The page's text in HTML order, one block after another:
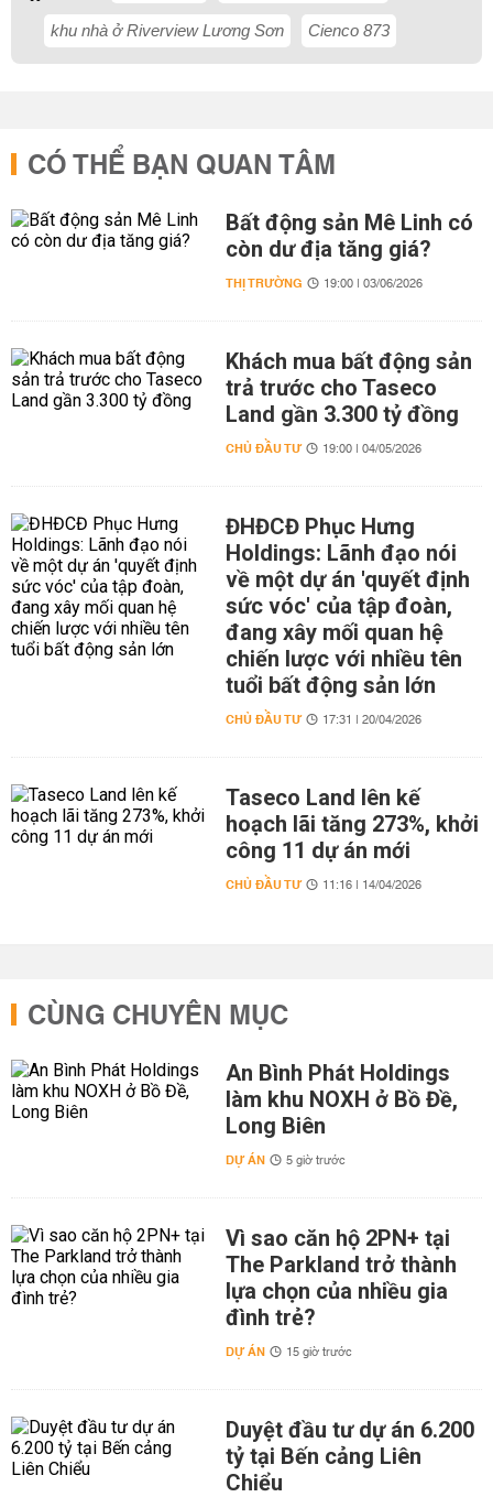
khu nhà ở Riverview Lương Sơn Cienco 873
CÓ THỂ BẠN QUAN TÂM
Bất động sản Mê Linh có
còn dư địa tăng giá?
THỊ TRƯỜNG 19:00 | 03/06/2026
Khách mua bất động sản
trả trước cho Taseco
Land gần 3.300 tỷ đồng
CHỦ ĐẦU TƯ 19:00 | 04/05/2026
ĐHĐCĐ Phục Hưng
Holdings: Lãnh đạo nói
về một dự án 'quyết định
sức vóc' của tập đoàn,
đang xây mối quan hệ
chiến lược với nhiều tên
tuổi bất động sản lớn
CHỦ ĐẦU TƯ 17:31 | 20/04/2026
Taseco Land lên kế
hoạch lãi tăng 273%, khởi
công 11 dự án mới
CHỦ ĐẦU TƯ 11:16 | 14/04/2026
CÙNG CHUYÊN MỤC
An Bình Phát Holdings
làm khu NOXH ở Bồ Đề,
Long Biên
DỰ ÁN 5 giờ trước
Vì sao căn hộ 2PN+ tại
The Parkland trở thành
lựa chọn của nhiều gia
đình trẻ?
DỰ ÁN 15 giờ trước
Duyệt đầu tư dự án 6.200
tỷ tại Bến cảng Liên
Chiểu